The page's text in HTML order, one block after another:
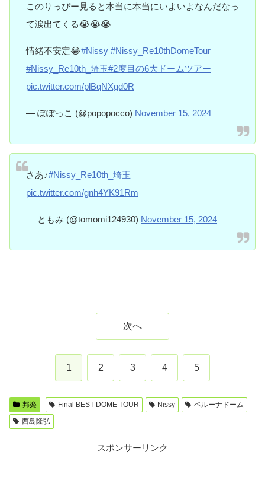
このりっぴー見ると本当に本当にいよいよなんだなっ
て涙出てくる😭😭😭
情緒不安定😂#Nissy #Nissy_Re10thDomeTour
#Nissy_Re10th_埼玉#2度目の6大ドームツアー
pic.twitter.com/plBqNXgd0R
— ぽぽっこ (@popopocco) November 15, 2024
さあ♪#Nissy_Re10th_埼玉
pic.twitter.com/gnh4YK91Rm
— ともみ (@tomomi124930) November 15, 2024
次へ
1 2 3 4 5
邦楽 Final BEST DOME TOUR Nissy
ベルーナドーム
西島隆弘
スポンサーリンク